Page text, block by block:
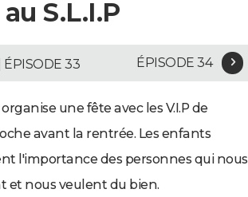
S.L.I.P
| ÉPISODE 33 ÉPISODE 34
organise une fête avec les V.I.P de
avant la rentrée. Les enfants
l'importance des personnes qui nous
et nous veulent du bien.